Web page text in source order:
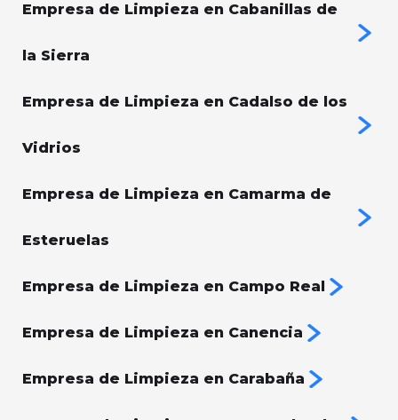
Empresa de Limpieza en Cabanillas de
la Sierra
Empresa de Limpieza en Cadalso de los
Vidrios
Empresa de Limpieza en Camarma de
Esteruelas
Empresa de Limpieza en Campo Real
Empresa de Limpieza en Canencia
Empresa de Limpieza en Carabaña